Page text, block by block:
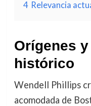
4 Relevancia
Orígenes
histórico
Wendell Phillips
acomodada de